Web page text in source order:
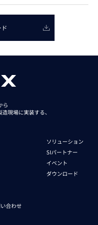
ら
造現場に実装する、
ソリューション
SIパートナー
イベント
ダウンロード
合わせ